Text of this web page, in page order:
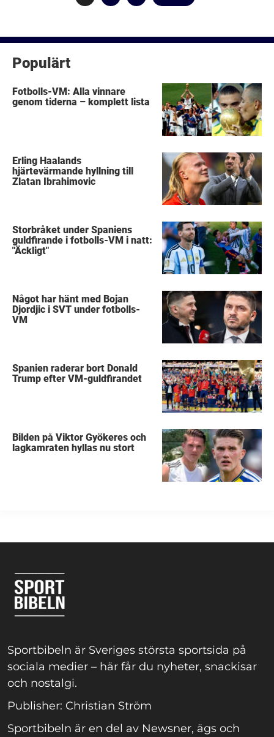
Populärt
Fotbolls-VM: Alla vinnare
genom tiderna – komplett lista
Erling Haalands
hjärtevärmande hyllning till
Zlatan Ibrahimovic
Storbråket under Spaniens
guldfirande i fotbolls-VM i natt:
"Äckligt"
Något har hänt med Bojan
Djordjic i SVT under fotbolls-
VM
Spanien raderar bort Donald
Trump efter VM-guldfirandet
Bilden på Viktor Gyökeres och
lagkamraten hyllas nu stort
Sportbibeln är Sveriges största sportsida på
sociala medier – här får du nyheter, snackisar
och nostalgi.
Publisher: Christian Ström
Sportbibeln är en del av Newsner, ägs och